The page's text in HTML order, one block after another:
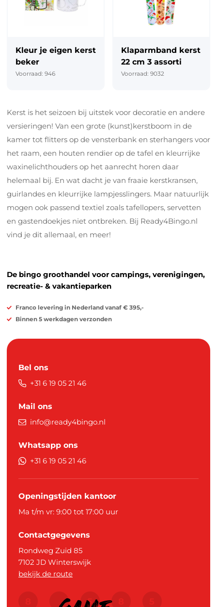
Kleur je eigen kerst
beker
Voorraad: 946
Klaparmband kerst
22 cm 3 assorti
Voorraad: 9032
Kerst is het seizoen bij uitstek voor decoratie en andere
versieringen! Van een grote (kunst)kerstboom in de
kamer tot flitters op de vensterbank en sterhangers voor
het raam, een houten rendier op de tafel en kleurrijke
waxinelichthouders op het aanrecht horen daar
helemaal bij. En wat dacht je van fraaie kerstkransen,
guirlandes en kleurrijke lampjesslingers. Maar natuurlijk
mogen ook passend textiel zoals tafellopers, servetten
en gastendoekjes niet ontbreken. Bij Ready4Bingo.nl
vind je dit allemaal, en meer!
De bingo groothandel voor campings, verenigingen,
recreatie- & vakantieparken
Franco levering in Nederland vanaf € 395,-
Binnen 5 werkdagen verzonden
Bel ons
+31 6 19 05 21 46
Mail ons
info@ready4bingo.nl
Whatsapp ons
+31 6 19 05 21 46
Openingstijden kantoor
Ma t/m vr: 9:00 tot 17:00 uur
Contactgegevens
Rondweg Zuid 85
7102 JD Winterswijk
bekijk de route